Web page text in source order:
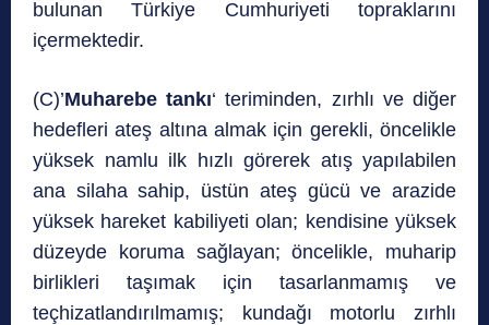
bulunan Türkiye Cumhuriyeti topraklarını
içermektedir.
(C)’Muharebe tankı‘ teriminden, zırhlı ve diğer
hedefleri ateş altına almak için gerekli, öncelikle
yüksek namlu ilk hızlı görerek atış yapılabilen
ana silaha sahip, üstün ateş gücü ve arazide
yüksek hareket kabiliyeti olan; kendisine yüksek
düzeyde koruma sağlayan; öncelikle, muharip
birlikleri taşımak için tasarlanmamış ve
teçhizatlandırılmamış; kundağı motorlu zırhlı